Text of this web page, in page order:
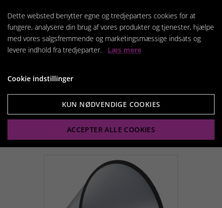
Vis produkt
Dette websted benytter egne og tredjeparters cookies for at
fungere, analysere din brug af vores produkter og tjenester, hjælpe
med vores salgsfremmende og marketingsmæssige indsats og
levere indhold fra tredjeparter. Læs mere
Cookie indstillinger
KUN NØDVENDIGE COOKIES
ACCEPTER ALLE COOKIES